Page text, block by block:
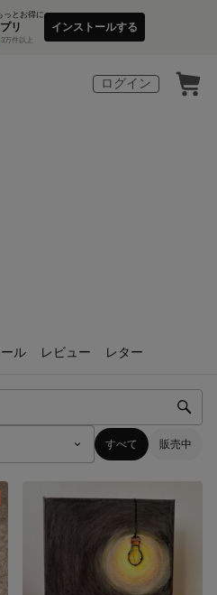
っとお得に
リ
3万件以上
インストールする
ログイン
ル レビュー レター
すべて 販売中